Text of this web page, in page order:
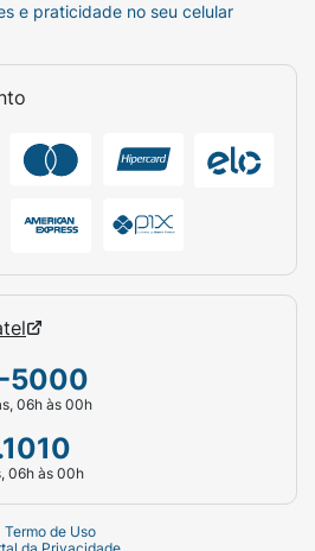
e praticidade no seu celular
5000
06h às 00h
06h às 00h
Termo de Uso